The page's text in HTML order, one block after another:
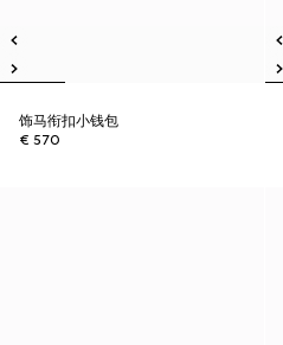
饰马衔扣小钱包
€ 570